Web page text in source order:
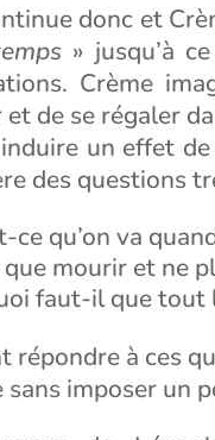
donc et
» jusqu’à
Crème
et de se régaler
un effet
des questions
ce qu’on va
mourir et ne
faut-il que tout
répondre à ces
sans imposer un